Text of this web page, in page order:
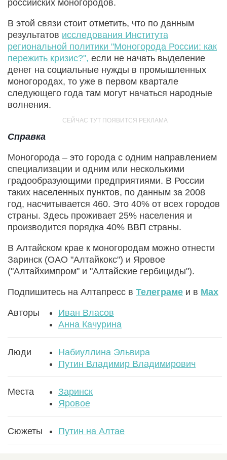
российских моногородов.
В этой связи стоит отметить, что по данным
результатов исследования Института
региональной политики "Моногорода России: как
пережить кризис?", если не начать выделение
денег на социальные нужды в промышленных
моногородах, то уже в первом квартале
следующего года там могут начаться народные
волнения.
Справка
Моногорода – это города с одним направлением
специализации и одним или несколькими
градообразующими предприятиями. В России
таких населенных пунктов, по данным за 2008
год, насчитывается 460. Это 40% от всех городов
страны. Здесь проживает 25% населения и
производится порядка 40% ВВП страны.
В Алтайском крае к моногородам можно отнести
Заринск (ОАО "Алтайкокс") и Яровое
("Алтайхимпром" и "Алтайские гербициды").
Подпишитесь на Алтапресс в Телеграме и в Max
Авторы
Иван Власов
Анна Качурина
Люди
Набиуллина Эльвира
Путин Владимир Владимирович
Места
Заринск
Яровое
Сюжеты Путин на Алтае